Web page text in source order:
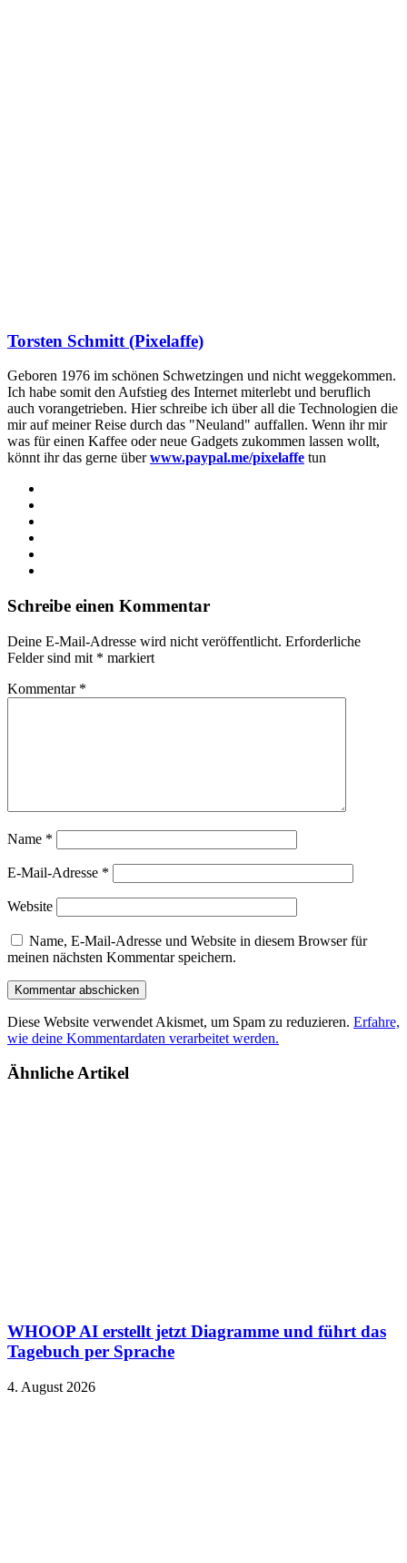
Torsten Schmitt (Pixelaffe)
Geboren 1976 im schönen Schwetzingen und nicht weggekommen.
Ich habe somit den Aufstieg des Internet miterlebt und beruflich
auch vorangetrieben. Hier schreibe ich über all die Technologien die
mir auf meiner Reise durch das "Neuland" auffallen. Wenn ihr mir
was für einen Kaffee oder neue Gadgets zukommen lassen wollt,
könnt ihr das gerne überwww.paypal.me/pixelaffe tun
Schreibe einen Kommentar
Deine E-Mail-Adresse wird nicht veröffentlicht. Erforderliche
Felder sind mit * markiert
Kommentar *
Name *
E-Mail-Adresse *
Website
Name, E-Mail-Adresse und Website in diesem Browser für
meinen nächsten Kommentar speichern.
Diese Website verwendet Akismet, um Spam zu reduzieren. Erfahre,
wie deine Kommentardaten verarbeitet werden.
Ähnliche Artikel
WHOOP AI erstellt jetzt Diagramme und führt das
Tagebuch per Sprache
4. August 2026